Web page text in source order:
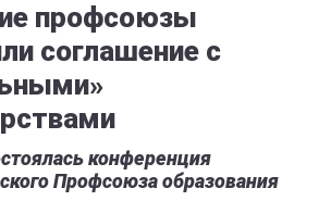
профсоюзы
соглашение с
конференция
Профсоюза образования